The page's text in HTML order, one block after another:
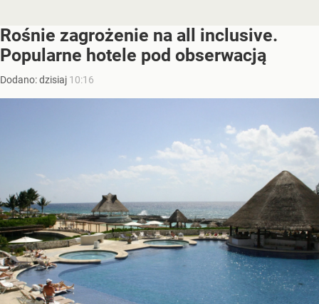
Rośnie zagrożenie na all inclusive.
Popularne hotele pod obserwacją
Dodano:dzisiaj 10:16